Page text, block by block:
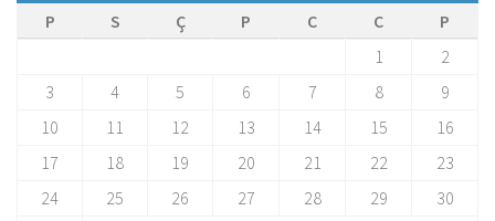
P
S Ç P C C
P
1
2
3
4 5 6 7 8
9
10
11 12 13 14 15
16
17
18 19 20 21 22
23
24
25 26 27 28 29
30